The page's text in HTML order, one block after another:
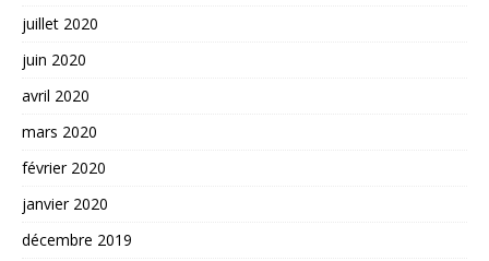
juillet 2020
juin 2020
avril 2020
mars 2020
février 2020
janvier 2020
décembre 2019